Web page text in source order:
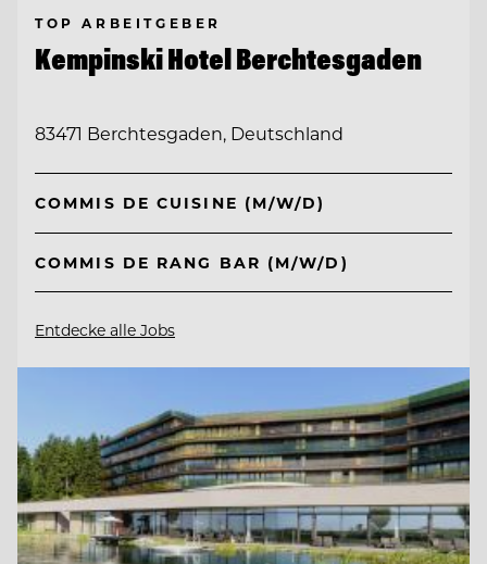
TOP ARBEITGEBER
Kempinski Hotel Berchtesgaden
83471 Berchtesgaden, Deutschland
COMMIS DE CUISINE (M/W/D)
COMMIS DE RANG BAR (M/W/D)
Entdecke alle Jobs